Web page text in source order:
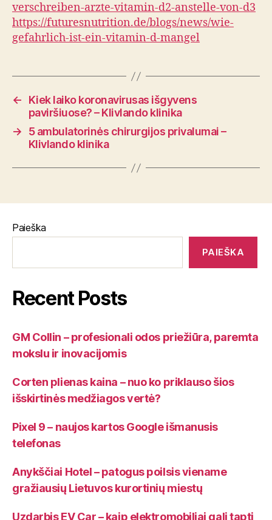
verschreiben-arzte-vitamin-d2-anstelle-von-d3
https://futuresnutrition.de/blogs/news/wie-
gefahrlich-ist-ein-vitamin-d-mangel
←
Kiek laiko koronavirusas išgyvens
paviršiuose? – Klivlando klinika
→
5 ambulatorinės chirurgijos privalumai –
Klivlando klinika
Paieška
PAIEŠKA
Recent Posts
GM Collin – profesionali odos priežiūra, paremta
mokslu ir inovacijomis
Corten plienas kaina – nuo ko priklauso šios
išskirtinės medžiagos vertė?
Pixel 9 – naujos kartos Google išmanusis
telefonas
Anykščiai Hotel – patogus poilsis viename
gražiausių Lietuvos kurortinių miestų
Uzdarbis EV Car – kaip elektromobiliai gali tapti